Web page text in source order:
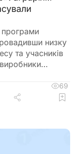
низку
та учасників
а з 1
69